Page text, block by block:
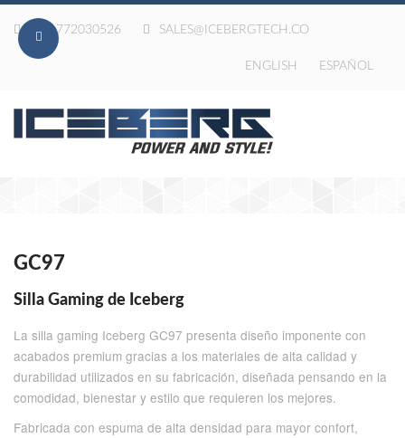
020-772030526 SALES@ICEBERGTECH.CO
ENGLISH ESPAÑOL
GC97
Silla Gaming de Iceberg
La silla gaming Iceberg GC97 presenta diseño imponente con
acabados premium gracias a los materiales de alta calidad y
durabilidad utilizados en su fabricación, diseñada pensando en la
comodidad, bienestar y estilo que requieren los mejores.
Fabricada con espuma de alta densidad para mayor confort,